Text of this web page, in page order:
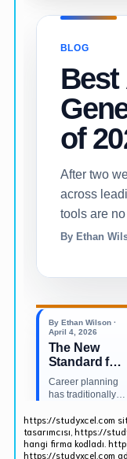
https://studyxcel.com
tasarımcısı, https://
hangi firma kodladı.
https://studyxcel.com